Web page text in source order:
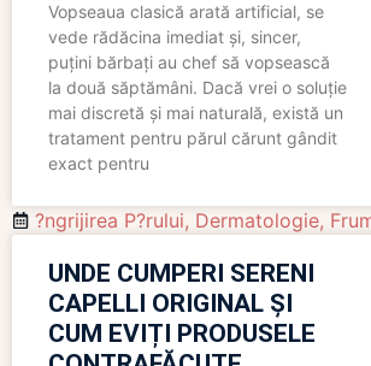
Vopseaua clasică arată artificial, se
vede rădăcina imediat și, sincer,
puțini bărbați au chef să vopsească
la două săptămâni. Dacă vrei o soluție
mai discretă și mai naturală, există un
tratament pentru părul cărunt gândit
exact pentru
?ngrijirea P?rului, Dermatologie,
UNDE CUMPERI SERENI
CAPELLI ORIGINAL ȘI
CUM EVIȚI PRODUSELE